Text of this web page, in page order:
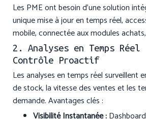
Les PME ont besoin d’une solution
unique mise à jour en temps réel,
mobile, connectée aux modules
2. Analyses en Temps
Contrôle Proactif
Les analyses en temps réel surveillent
de stock, la vitesse des ventes et les
demande. Avantages clés :
Visibilité Instantanée :